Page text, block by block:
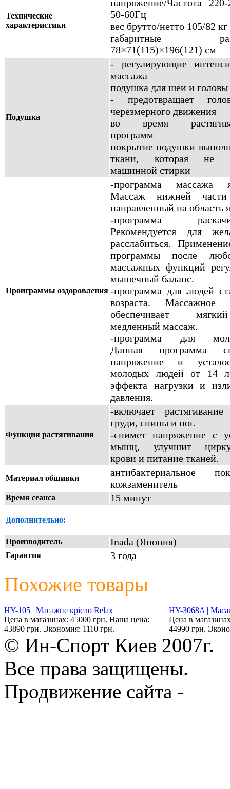
Технические
характеристики
напряжение/Частота
50-60Гц
вес брутто/нетто 105/82 кг
габаритные
78×71(115)×196(121) см
Подушка
- регулирующие
массажа
подушка для шеи и головы
- предотвращает
черезмерного движения
во время
программ
покрытие подушки
ткани, которая не
машинной стирки
Проиграммы оздоровления
-программа массажа
Массаж нижней части
направленный на область
-программа
Рекомендуется для
расслабиться.
программы после
массажных функций
мышечный баланс.
-программа для людей
возраста. Массажное
обеспечивает
медленный массаж.
-программа для
Данная программа
напряжение и
молодых людей от 14
эффекта нагрузки и
давления.
Функция растягивания
-включает
груди, спины и ног.
-снимет напряжение с
мышц, улучшит
крови и питание тканей.
Материал обшивки
антибактериальное
кожзаменитель
Время сеанса 15 минут
Дополнительно:
Производитель Inada (Япония)
Гарантия 3 года
Похожие товары
HY-105 | Масажне крісло Relax
Цена в магазинах: 45000 грн. Наша цена:
43890 грн. Экономия: 1110 грн.
HY-3068A |
Цена в
44990 грн.
© Ин-Спорт Киев 2007г.
Все права защищены.
Продвижение сайта -